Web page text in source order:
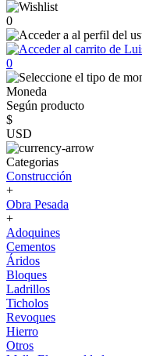
0
0
Moneda
Según producto
$
USD
Categorias
Construcción
+
Obra Pesada
+
Adoquines
Cementos
Áridos
Bloques
Ladrillos
Ticholos
Revoques
Hierro
Otros